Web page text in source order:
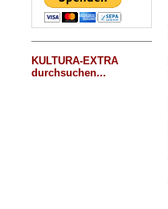
KULTURA-EXTRA
durchsuchen...